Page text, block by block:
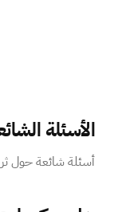
الأسئلة
أسئلة شائعة حول